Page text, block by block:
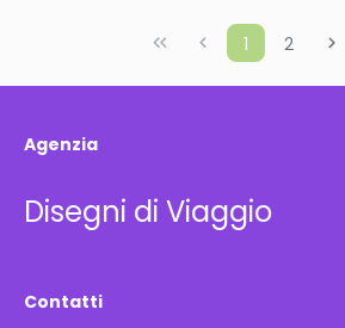
1 2
Agenzia
Disegni di Viaggio
Contatti